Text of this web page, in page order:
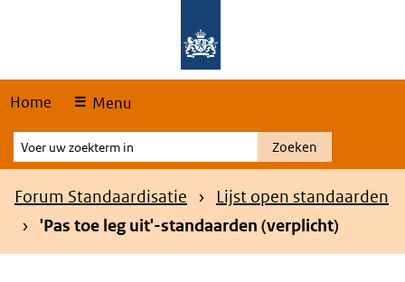
Home Menu
Voer
uw
zoekterm
Zoeken
Kruimelpad
Forum Standaardisatie
Lijst open standaarden
'Pas toe leg uit'-standaarden (verplicht)